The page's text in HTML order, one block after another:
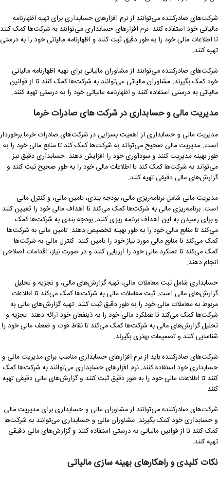
شرکت‌های صادرکننده می‌توانند از نرم افزارهای حسابداری برای تهیه اظهارنامه
مالیاتی خود استفاده کنند. نرم افزارهای حسابداری می‌توانند به شرکت‌ها کمک کنند
تا اطلاعات مالی خود را به طور دقیق ثبت کنند و اظهارنامه مالیاتی خود را به درستی
تهیه کنند.
شرکت‌های صادرکننده می‌توانند از مشاوران مالیاتی برای تهیه اظهارنامه مالیاتی
خود کمک بگیرند. مشاوران مالیاتی می‌توانند به شرکت‌ها کمک کنند تا از قوانین
مالیاتی به درستی استفاده کنند و اظهارنامه مالیاتی خود را به درستی تهیه کنند.
مدیریت مالی و حسابداری در شرکت های صادرات خرما
مدیریت مالی و حسابداری از اهمیت بسزایی در شرکت‌های صادرات خرما برخوردار
است. مدیریت مالی صحیح می‌تواند به شرکت‌ها کمک کند تا منابع مالی خود را به
طور بهینه مدیریت کنند و سودآوری خود را افزایش دهند. حسابداری دقیق نیز
می‌تواند به شرکت‌ها کمک کند تا اطلاعات مالی خود را به طور صحیح ثبت کنند و
گزارش‌های مالی دقیقی تهیه کنند.
مدیریت مالی شامل برنامه‌ریزی مالی، بودجه بندی، تامین مالی، و کنترل مالی
است. برنامه‌ریزی مالی به شرکت‌ها کمک می‌کند تا اهداف مالی خود را تعیین کنند
و برای رسیدن به این اهداف برنامه ریزی کنند. بودجه بندی به شرکت‌ها کمک
می‌کند تا منابع مالی خود را به طور بهینه تخصیص دهند. تامین مالی به شرکت‌ها
کمک می‌کند تا منابع مالی مورد نیاز خود را تامین کنند. کنترل مالی به شرکت‌ها
کمک می‌کند تا عملکرد مالی خود را ارزیابی کنند و در صورت نیاز، اقدامات اصلاحی
انجام دهند.
حسابداری شامل ثبت معاملات مالی، تهیه گزارش‌های مالی، و تجزیه و تحلیل
گزارش‌های مالی است. ثبت معاملات مالی به شرکت‌ها کمک می‌کند تا اطلاعات
مربوط به معاملات مالی خود را به طور دقیق ثبت کنند. تهیه گزارش‌های مالی به
شرکت‌ها کمک می‌کند تا عملکرد مالی خود را به ذینفعان خود ارائه دهند. تجزیه و
تحلیل گزارش‌های مالی به شرکت‌ها کمک می‌کند تا نقاط قوت و ضعف مالی خود را
شناسایی کنند و تصمیمات بهتری بگیرند.
شرکت‌های صادرکننده باید از نرم افزارهای حسابداری مناسب برای مدیریت مالی و
حسابداری خود استفاده کنند. نرم افزارهای حسابداری می‌توانند به شرکت‌ها کمک
کنند تا اطلاعات مالی خود را به طور دقیق ثبت کنند و گزارش‌های مالی دقیقی تهیه
کنند.
شرکت‌های صادرکننده می‌توانند از مشاوران مالی و حسابداری برای مدیریت مالی
و حسابداری خود کمک بگیرند. مشاوران مالی و حسابداری می‌توانند به شرکت‌ها
کمک کنند تا از قوانین مالیاتی به درستی استفاده کنند و گزارش‌های مالی دقیقی
تهیه کنند.
نکات کلیدی و راهکارهای بهینه سازی مالیاتی